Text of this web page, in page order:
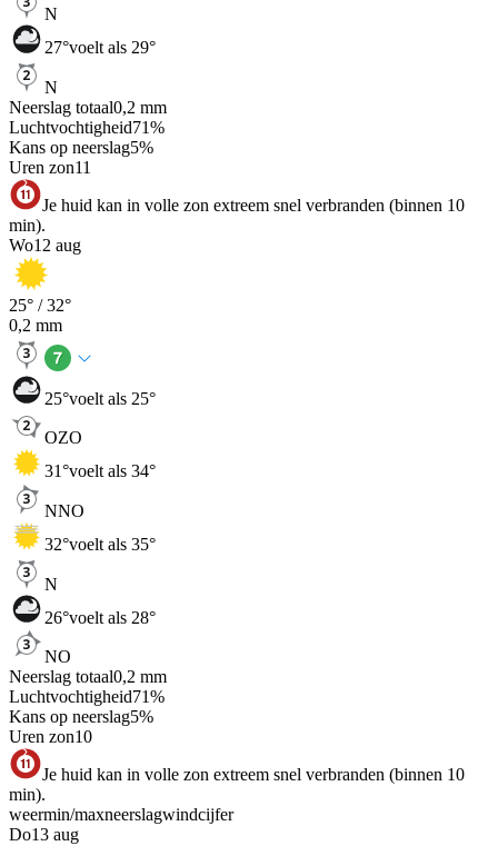
N
27°voelt als 29°
N
Neerslag totaal0,2 mm
Luchtvochtigheid71%
Kans op neerslag5%
Uren zon11
Je huid kan in volle zon extreem snel verbranden (binnen 10
min).
Wo12 aug
25° /32°
0,2 mm
25°voelt als 25°
OZO
31°voelt als 34°
NNO
32°voelt als 35°
N
26°voelt als 28°
NO
Neerslag totaal0,2 mm
Luchtvochtigheid71%
Kans op neerslag5%
Uren zon10
Je huid kan in volle zon extreem snel verbranden (binnen 10
min).
weermin/maxneerslagwindcijfer
Do13 aug